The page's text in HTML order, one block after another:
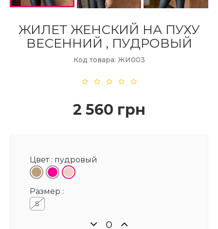
ЖИЛЕТ ЖЕНСКИЙ НА ПУХУ
ВЕСЕННИЙ , ПУДРОВЫЙ
Код товара: ЖИ003
2 560 грн
Цвет : пудровый
Размер :
S